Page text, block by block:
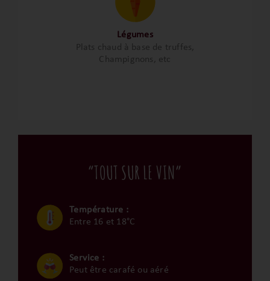
Légumes
Plats chaud à base de truffes,
Champignons, etc
“TOUT SUR LE VIN”
Température :
Entre 16 et 18°C
Service :
Peut être carafé ou aéré